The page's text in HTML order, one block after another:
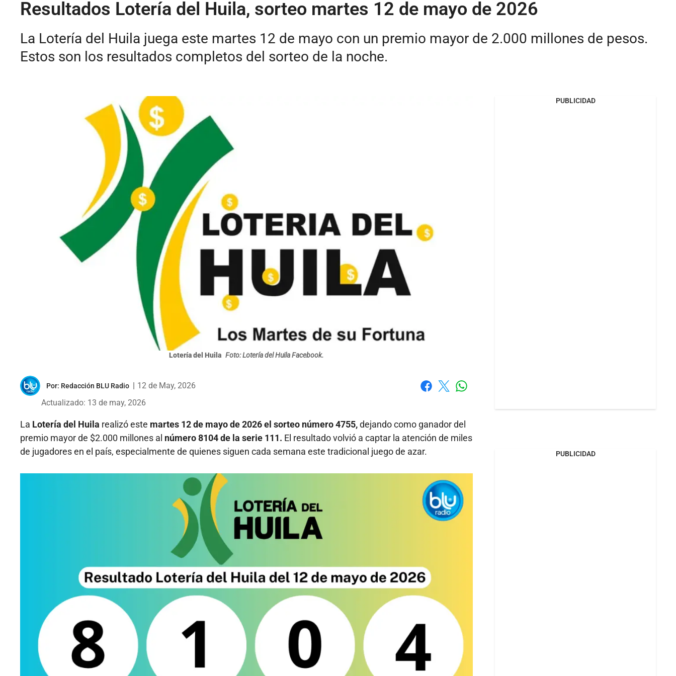
Resultados Lotería del Huila, sorteo martes 12 de mayo de 2026
La Lotería del Huila juega este martes 12 de mayo con un premio mayor de 2.000 millones de pesos.
Estos son los resultados completos del sorteo de la noche.
Lotería del Huila Foto: Lotería del Huila Facebook.
Por: Redacción BLU Radio
12 de May, 2026
Actualizado: 13 de may, 2026
La Lotería del Huila realizó este martes 12 de mayo de 2026 el sorteo número 4755,dejando como ganador del
premio mayor de $2.000 millones al número 8104 de la serie 111. El resultado volvió a captar la atención de miles
de jugadores en el país, especialmente de quienes siguen cada semana este tradicional juego de azar.
PUBLICIDAD
PUBLICIDAD